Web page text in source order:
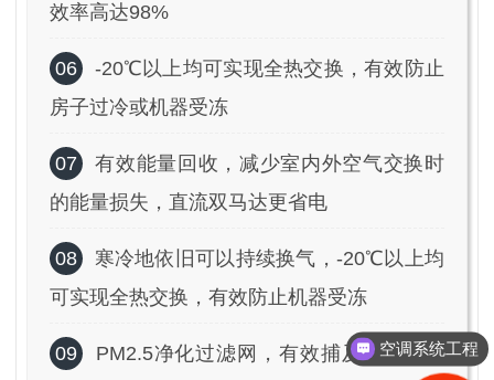
效率高达98%
06 -20℃以上均可实现全热交换，有效防止
房子过冷或机器受冻
07 有效能量回收，减少室内外空气交换时
的能量损失，直流双马达更省电
08 寒冷地依旧可以持续换气，-20℃以上均
可实现全热交换，有效防止机器受冻
09 PM2.5净化过滤网，有效捕及烟雾、灰
空调系统工程
中央空调方案